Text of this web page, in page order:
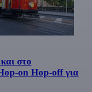
στο
on Hop-off για